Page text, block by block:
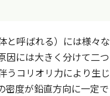
と呼ばれる）には様々な
因には大きく分けて二つ
うコリオリ力により生じ
密度が鉛直方向に一定で